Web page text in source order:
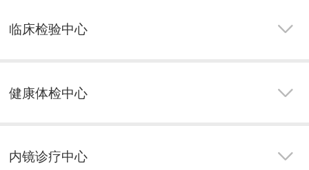
临床检验中心
健康体检中心
内镜诊疗中心